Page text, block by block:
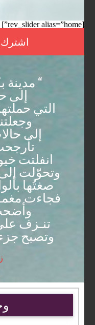
[rev_slider alias=”home”]
اشترك
“ مدينة
إلى
التي
إلى
انفلتت
وتحوّلت إلى
صغتُها
فجاءت
تنـزف
وتصبح